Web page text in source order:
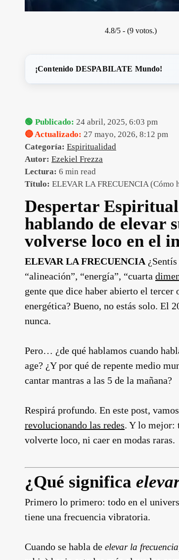
4.8/5 - (9 votos.)
¡Contenido DESPABILATE Mundo!
🟢 Publicado: 24 abril, 2025, 6:03 pm
🔴 Actualizado: 27 mayo, 2026, 8:12 pm
Categoría: Espiritualidad
Autor: Ezekiel Frezza
Lectura: 6 min read
Título: ELEVAR LA FRECUENCIA
Despertar
hablando de elevar
volverse loco en el
ELEVAR LA FRECUENCIA
“alineación”, “energía”, “cuarta
gente que dice haber abierto el
energética? Bueno, no estás solo. El
nunca.
Pero… ¿de qué hablamos cuando
age? ¿Y por qué de repente medio
cantar mantras a las 5 de la mañana?
Respirá profundo. En este post,
revolucionando las redes. Y lo mejor:
volverte loco, ni caer en modas raras.
¿Qué significa
Primero lo primero: todo en el
tiene una frecuencia vibratoria.
Cuando se habla de elevar la frecuencia